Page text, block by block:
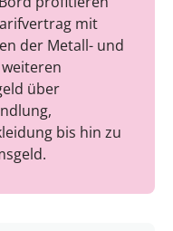
mit
der Metall- und
über
bis hin zu